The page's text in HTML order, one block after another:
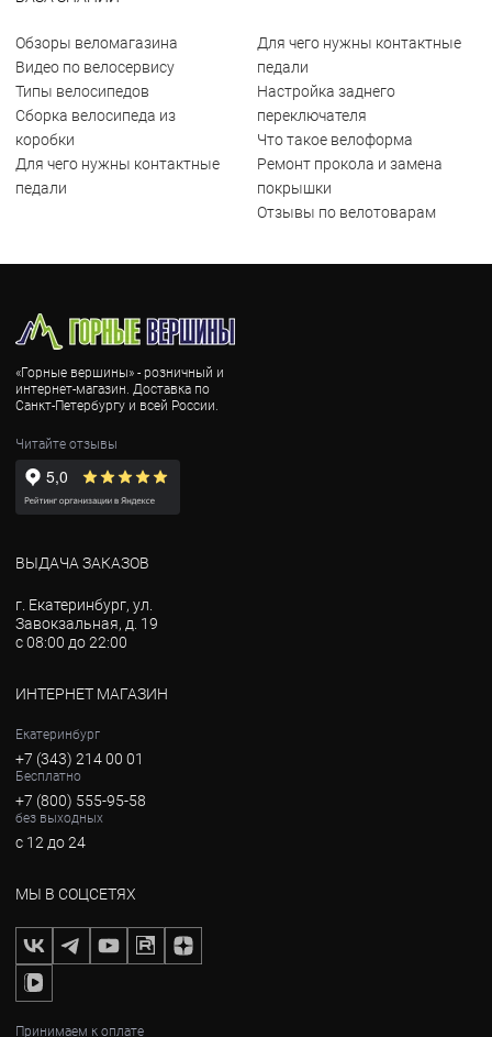
Обзоры веломагазина
Видео по велосервису
Типы велосипедов
Сборка велосипеда из
коробки
Для чего нужны контактные
педали
Для чего нужны контактные
педали
Настройка заднего
переключателя
Что такое велоформа
Ремонт прокола и замена
покрышки
Отзывы по велотоварам
«Горные вершины» - розничный и
интернет-магазин. Доставка по
Санкт-Петербургу и всей России.
Читайте отзывы
ВЫДАЧА ЗАКАЗОВ
г. Екатеринбург, ул.
Завокзальная, д. 19
с 08:00 до 22:00
ИНТЕРНЕТ МАГАЗИН
Екатеринбург
+7 (343) 214 00 01
Бесплатно
+7 (800) 555-95-58
без выходных
с 12 до 24
МЫ В СОЦСЕТЯХ
Принимаем к оплате